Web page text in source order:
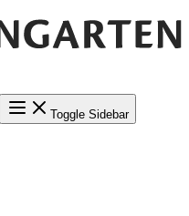
Toggle Sidebar